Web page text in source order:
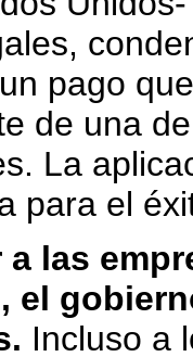
pago
de una
La
para el
a las
el
Incluso a